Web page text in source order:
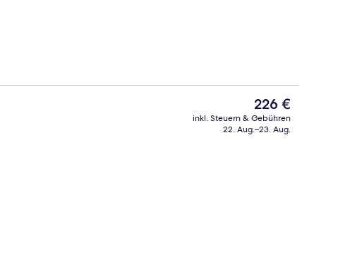
Der
aktuelle
Preis
226 €
inkl. Steuern & Gebühren
22. Aug.–23. Aug.